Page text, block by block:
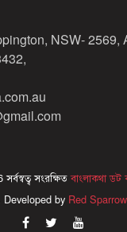
NSW- 2569,
সংরক্ষিতবাংলাকথা ডট
Developed by Red